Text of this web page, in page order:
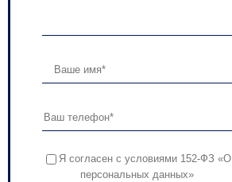
Я согласен с условиями 152-ФЗ «О
персональных данных»